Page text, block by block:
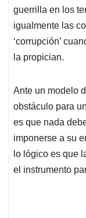
guerrilla en los
igualmente las
‘corrupción’
la propician.
Ante un modelo
obstáculo para
es que nada
imponerse a su
lo lógico es que
el instrumento